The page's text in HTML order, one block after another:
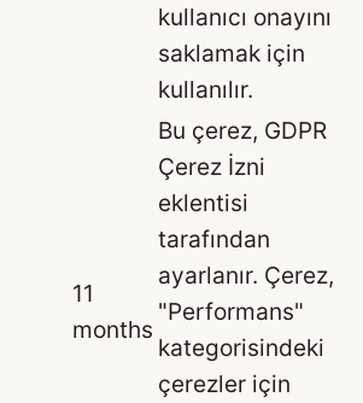
kullanıcı onayını
saklamak için
kullanılır.
11
months
Bu çerez, GDPR
Çerez İzni
eklentisi
tarafından
ayarlanır. Çerez,
"Performans"
kategorisindeki
çerezler için